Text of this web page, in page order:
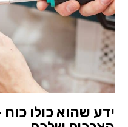
ידע שהוא כולו